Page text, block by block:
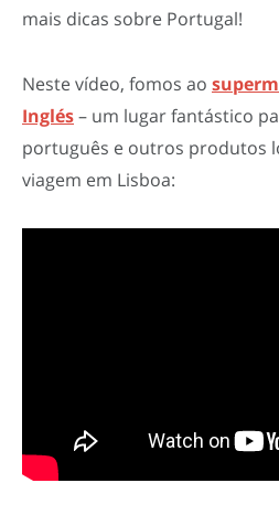
mais dicas sobre Portugal!
Neste vídeo, fomos ao
Inglés– um lugar fantástico
português e outros produtos
viagem em Lisboa: